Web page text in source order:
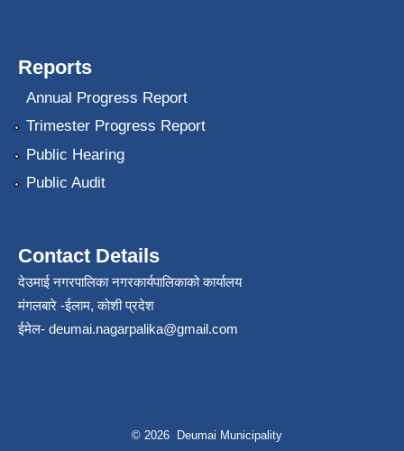
Reports
Annual Progress Report
Trimester Progress Report
Public Hearing
Public Audit
Contact Details
देउमाई नगरपालिका नगरकार्यपालिकाको कार्यालय
मंगलबारे -ईलाम, कोशी प्रदेश
ईमेल- deumai.nagarpalika@gmail.com
© 2026 Deumai Municipality